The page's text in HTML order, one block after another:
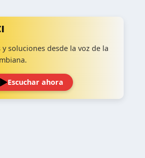
soluciones desde la voz de la
Escuchar ahora